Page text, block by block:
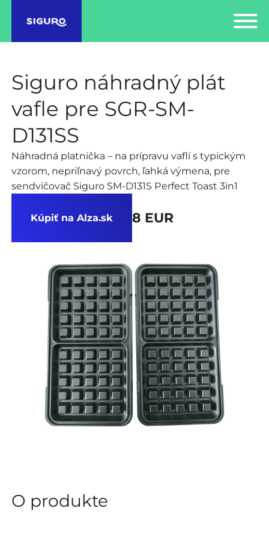
Siguro náhradný plát
vafle pre SGR-SM-
D131SS
Náhradná platnička – na prípravu vaflí s typickým
vzorom, nepriľnavý povrch, ľahká výmena, pre
sendvičovač Siguro SM-D131S Perfect Toast 3in1
Kúpiť na Alza.sk 8 EUR
O produkte